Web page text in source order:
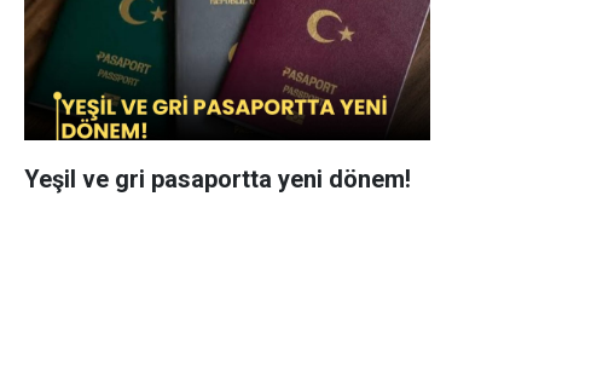
Yeşil ve gri pasaportta yeni dönem!